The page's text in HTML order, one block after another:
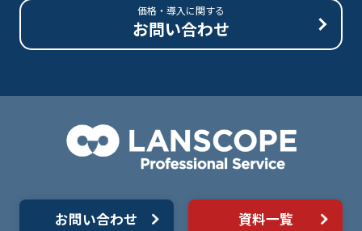
価格・導入に関する
お問い合わせ
お問い合わせ 資料一覧